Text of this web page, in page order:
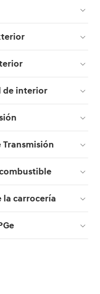
de interior
Transmisión
la carrocería